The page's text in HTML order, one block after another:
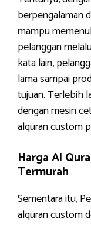
berpengalaman
mampu
pelanggan
kata lain,
lama sampai
tujuan. Terlebih
dengan mesin
alquran custom
Harga Al
Termurah
Sementara itu,
alquran custom